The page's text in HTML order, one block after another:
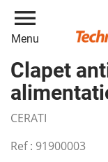
menu
Menu
Clapet
CERATI
Ref : 91900003